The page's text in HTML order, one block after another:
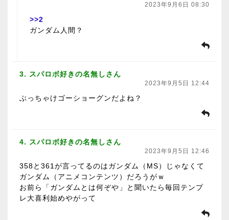
2023年9月6日 08:30
>>2
ガンダム人間？
3. スパロボ好きの名無しさん
2023年9月5日 12:44
ぶっちゃけゴーショーグンだよね？
4. スパロボ好きの名無しさん
2023年9月5日 12:46
358と361が言ってるのはガンダム（MS）じゃなくて
ガンダム（アニメコンテンツ）だろうがｗ
お前ら「ガンダムとは何ぞや」と聞いたら毎回テンプ
レ大喜利始めやがって